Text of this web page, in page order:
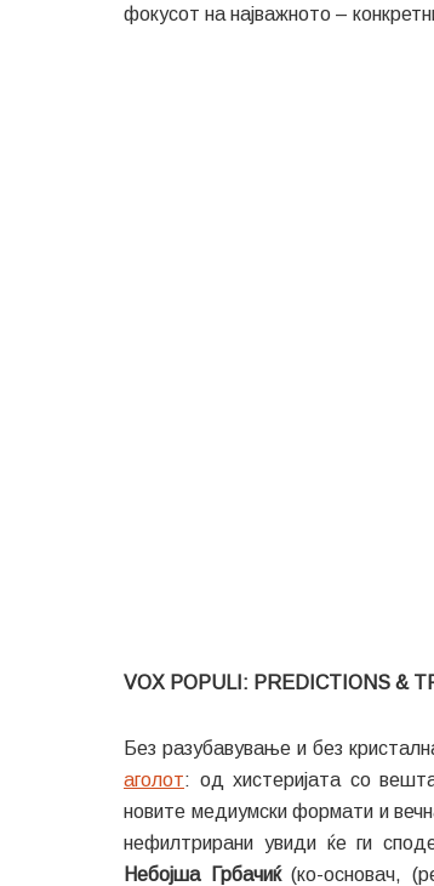
фокусот на најважното –
VOX POPULI: PREDICTIONS &
Без разубавување и без
аголот: од хистеријата со
новите медиумски формати и
нефилтрирани увиди ќе ги
Небојша Грбачиќ(ко-основач,